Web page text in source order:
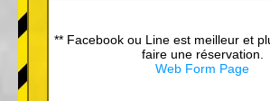
** Facebook ou Line est meilleur et
faire une réservation.
Web Form Page